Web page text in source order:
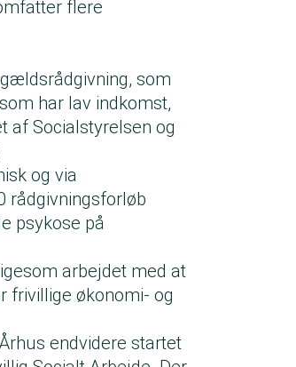
flere
som
har lav indkomst,
af Socialstyrelsen og
og via
rådgivningsforløb
psykose på
arbejdet med at
frivillige økonomi- og
endvidere startet